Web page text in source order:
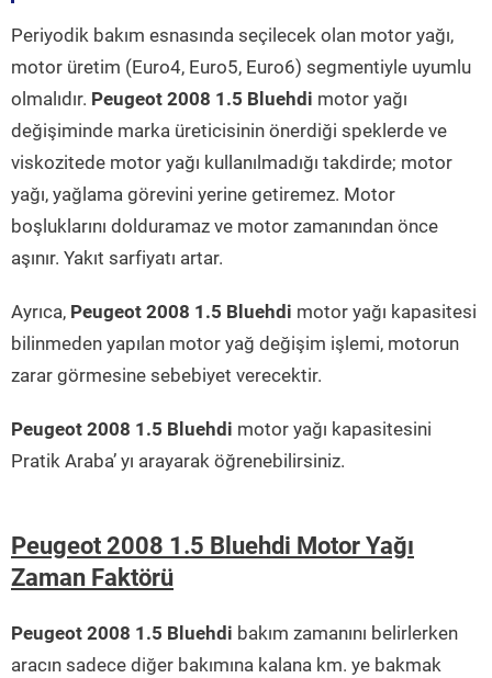
Periyodik bakım esnasında seçilecek olan motor yağı,
motor üretim (Euro4, Euro5, Euro6) segmentiyle uyumlu
olmalıdır. Peugeot 2008 1.5 Bluehdi motor yağı
değişiminde marka üreticisinin önerdiği speklerde ve
viskozitede motor yağı kullanılmadığı takdirde; motor
yağı, yağlama görevini yerine getiremez. Motor
boşluklarını dolduramaz ve motor zamanından önce
aşınır. Yakıt sarfiyatı artar.
Ayrıca, Peugeot 2008 1.5 Bluehdi motor yağı kapasitesi
bilinmeden yapılan motor yağ değişim işlemi, motorun
zarar görmesine sebebiyet verecektir.
Peugeot 2008 1.5 Bluehdi motor yağı kapasitesini
Pratik Araba’ yı arayarak öğrenebilirsiniz.
Peugeot 2008 1.5 Bluehdi Motor Yağı
Zaman Faktörü
Peugeot 2008 1.5 Bluehdi bakım zamanını belirlerken
aracın sadece diğer bakımına kalana km. ye bakmak